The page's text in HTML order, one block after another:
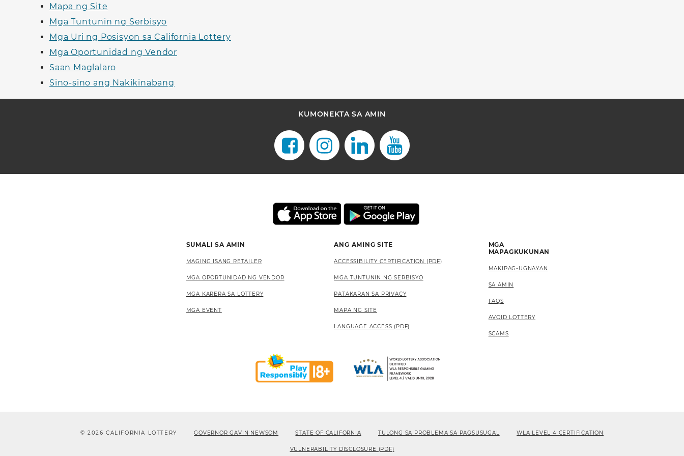
Mapa ng Site
Mga Tuntunin ng Serbisyo
Mga Uri ng Posisyon sa California Lottery
Mga Oportunidad ng Vendor
Saan Maglalaro
Sino-sino ang Nakikinabang
KUMONEKTA SA AMIN
SUMALI SA AMIN
MAGING ISANG RETAILER
MGA OPORTUNIDAD NG VENDOR
MGA KARERA SA LOTTERY
MGA EVENT
ANG AMING SITE
ACCESSIBILITY CERTIFICATION (PDF)
MGA TUNTUNIN NG SERBISYO
PATAKARAN SA PRIVACY
MAPA NG SITE
LANGUAGE ACCESS (PDF)
MGA
MAPAGKUKUNAN
MAKIPAG-UGNAYAN
SA AMIN
FAQS
AVOID LOTTERY
SCAMS
© 2026 CALIFORNIA LOTTERY GOVERNOR GAVIN NEWSOM STATE OF CALIFORNIA TULONG SA PROBLEMA SA PAGSUSUGAL WLA LEVEL 4 CERTIFICATION
VULNERABILITY DISCLOSURE (PDF)